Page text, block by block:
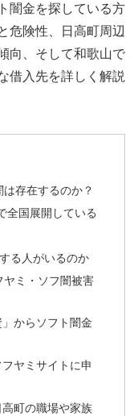
闇金を探している方
危険性、日高町周辺
向、そして和歌山で
借入先を詳しく解説
存在するのか？
全国展開している
る人がいるのか
ヤミ・ソフ闇被害
からソフト闇金
ヤミサイトに申
町の職場や家族